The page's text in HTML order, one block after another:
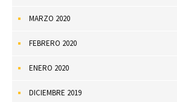
MARZO 2020
FEBRERO 2020
ENERO 2020
DICIEMBRE 2019